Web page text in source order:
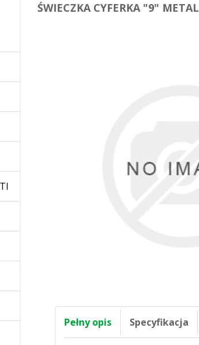
ŚWIECZKA CYFERKA "9"
Pełny opis Specyfikacja